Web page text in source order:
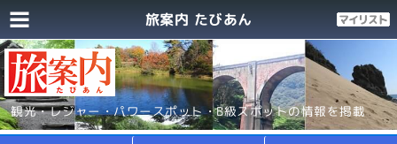
旅案内 たびあん
観光・レジャー・パワースポット・B級スポットの情報を掲載